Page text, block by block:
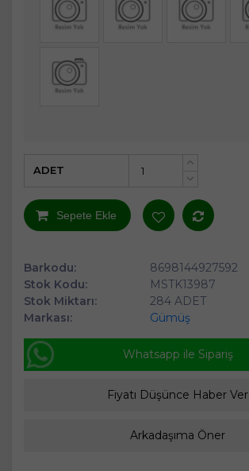
+
ADET
Sepete Ekle
Barkodu:
8698144927592
Stok Kodu:
MSTK13987
Stok Miktarı:
284 ADET
Markası:
Gümüş
Whatsapp ile Sipariş
Fiyatı Düşünce Haber Ver
Arkadaşıma Öner